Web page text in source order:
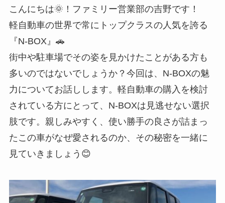
こんにちは🌞！ファミリー営業部の吉野です！
軽自動車の世界で常にトップクラスの人気を誇る
『N-BOX』🚗
街中や駐車場でその姿を見かけたことがある方も
多いのではないでしょうか？今回は、N-BOXの魅
力についてお話しします。軽自動車の購入を検討
されている方にとって、N-BOXは見逃せない選択
肢です。親しみやすく、使い勝手の良さが詰まっ
たこの車がなぜ愛されるのか、その秘密を一緒に
見ていきましょう😊